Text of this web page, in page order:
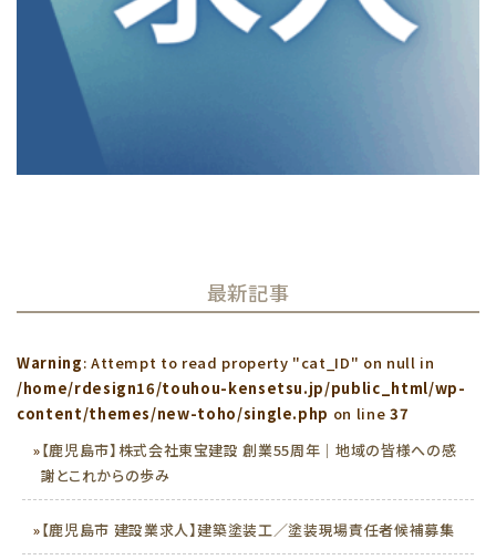
最新記事
Warning: Attempt to read property "cat_ID" on null in
/home/rdesign16/touhou-kensetsu.jp/public_html/wp-
content/themes/new-toho/single.php on line 37
»【鹿児島市】株式会社東宝建設 創業55周年｜地域の皆様への感
謝とこれからの歩み
»【鹿児島市 建設業求人】建築塗装工／塗装現場責任者候補募集